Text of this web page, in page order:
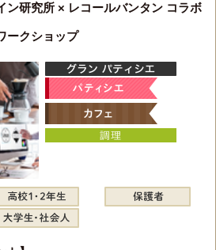
ン研究所 × レコールバンタン コラボ
ークショップ